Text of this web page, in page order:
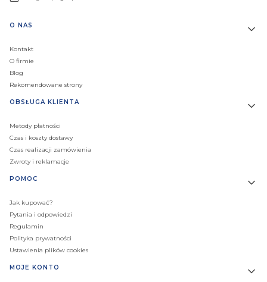
Linki w stopce
O NAS
Kontakt
O firmie
Blog
Rekomendowane strony
OBSŁUGA KLIENTA
Metody płatności
Czas i koszty dostawy
Czas realizacji zamówienia
Zwroty i reklamacje
POMOC
Jak kupować?
Pytania i odpowiedzi
Regulamin
Polityka prywatności
Ustawienia plików cookies
MOJE KONTO